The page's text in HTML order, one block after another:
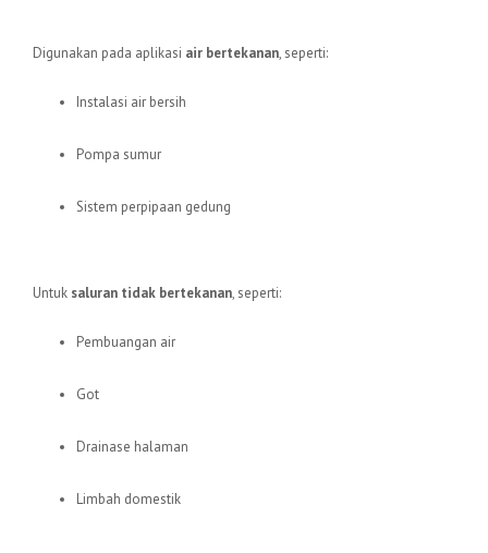
Digunakan pada aplikasi air bertekanan, seperti:
Instalasi air bersih
Pompa sumur
Sistem perpipaan gedung
Untuk saluran tidak bertekanan, seperti:
Pembuangan air
Got
Drainase halaman
Limbah domestik